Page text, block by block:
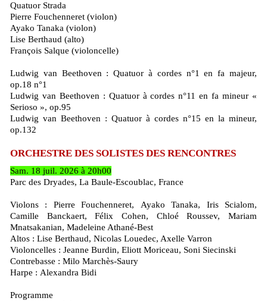
Quatuor Strada
Pierre Fouchenneret (violon)
Ayako Tanaka (violon)
Lise Berthaud (alto)
François Salque (violoncelle)
Ludwig van Beethoven : Quatuor à cordes n°1 en fa majeur,
op.18 n°1
Ludwig van Beethoven : Quatuor à cordes n°11 en fa mineur «
Serioso », op.95
Ludwig van Beethoven : Quatuor à cordes n°15 en la mineur,
op.132
ORCHESTRE DES SOLISTES DES RENCONTRES
Sam. 18 juil. 2026 à 20h00
Parc des Dryades, La Baule-Escoublac, France
Violons : Pierre Fouchenneret, Ayako Tanaka, Iris Scialom,
Camille Banckaert, Félix Cohen, Chloé Roussev, Mariam
Mnatsakanian, Madeleine Athané-Best
Altos : Lise Berthaud, Nicolas Louedec, Axelle Varron
Violoncelles : Jeanne Burdin, Eliott Moriceau, Soni Siecinski
Contrebasse : Milo Marchès-Saury
Harpe : Alexandra Bidi
Programme